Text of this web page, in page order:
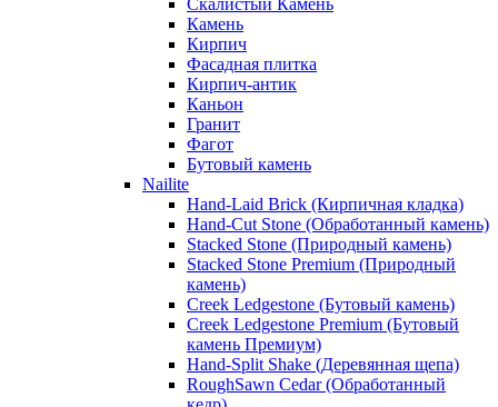
Скалистый Камень
Камень
Кирпич
Фасадная плитка
Кирпич-антик
Каньон
Гранит
Фагот
Бутовый камень
Nailite
Hand-Laid Brick (Кирпичная кладка)
Hand-Cut Stone (Обработанный камень)
Stacked Stone (Природный камень)
Stacked Stone Premium (Природный
камень)
Creek Ledgestone (Бутовый камень)
Creek Ledgestone Premium (Бутовый
камень Премиум)
Hand-Split Shake (Деревянная щепа)
RoughSawn Cedar (Обработанный